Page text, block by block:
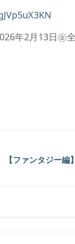
年2月13日㊎
【ファンタジー